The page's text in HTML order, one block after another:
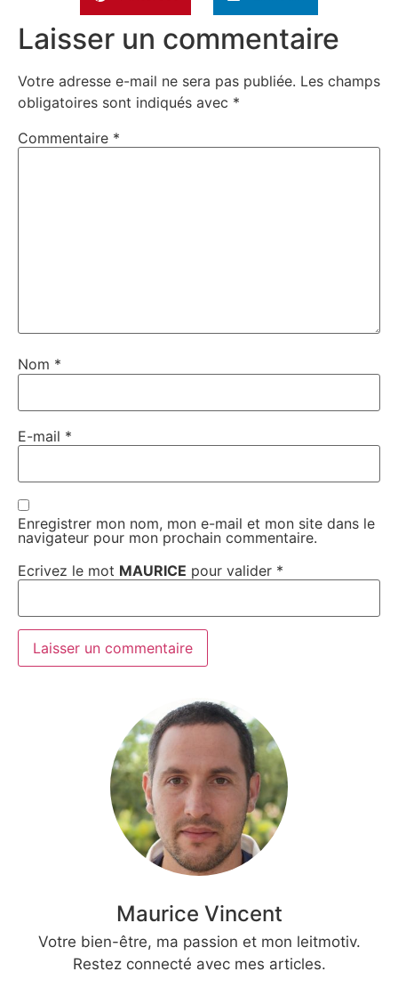
Laisser un commentaire
Votre adresse e-mail ne sera pas publiée. Les champs
obligatoires sont indiqués avec *
Commentaire *
Nom *
E-mail *
Enregistrer mon nom, mon e-mail et mon site dans le
navigateur pour mon prochain commentaire.
Ecrivez le mot MAURICE pour valider *
Maurice Vincent
Votre bien-être, ma passion et mon leitmotiv.
Restez connecté avec mes articles.